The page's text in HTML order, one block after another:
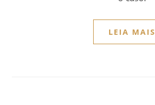
LEIA MAIS